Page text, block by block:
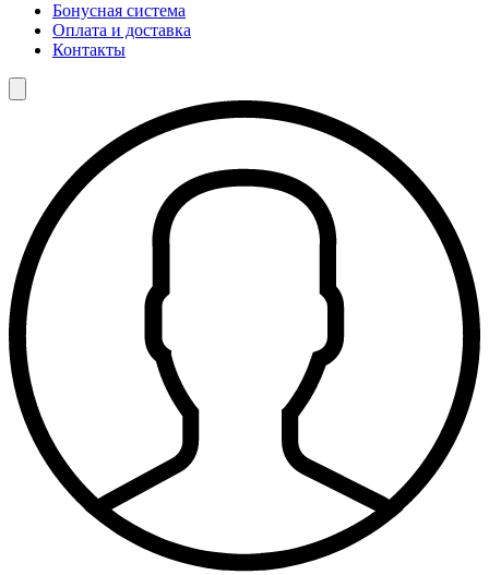
Бонусная система
Оплата и доставка
Контакты